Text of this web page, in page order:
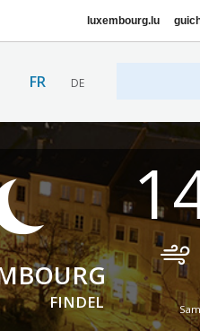
luxembourg.lu
FR DE
FINDEL